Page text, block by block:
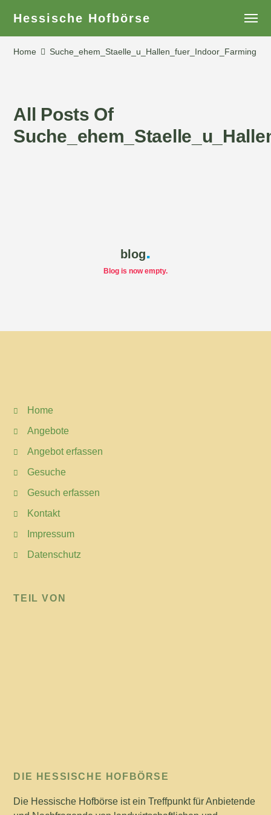
Hessische Hofbörse
Home Suche_ehem_Staelle_u_Hallen_fuer_Indoor_Farming
All Posts Of
blog
Blog is now empty.
Home
Angebote
Angebot erfassen
Gesuche
Gesuch erfassen
Kontakt
Impressum
Datenschutz
TEIL VON
DIE HESSISCHE HOFBÖRSE
Die Hessische Hofbörse ist ein Treffpunkt für Anbietende